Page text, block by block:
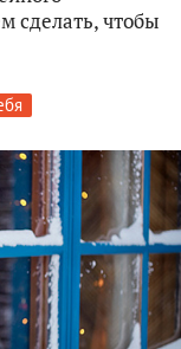
сделать, чтобы